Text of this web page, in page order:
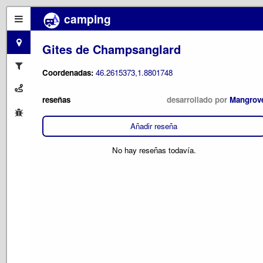
camping
Gites de Champsanglard
Coordenadas: 46.2615373,1.8801748
reseñas desarrollado por
Añadir reseña
No hay reseñas todavía.